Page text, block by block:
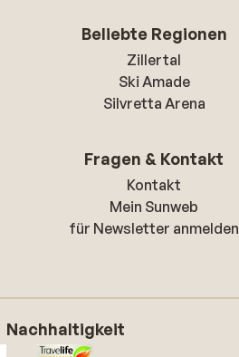
Beliebte Regionen
Zillertal
Ski Amade
Silvretta Arena
Fragen & Kontakt
Kontakt
Mein Sunweb
für Newsletter anmelden
Nachhaltigkeit